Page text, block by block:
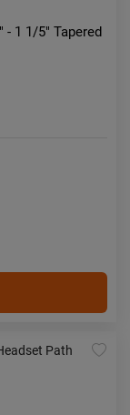
- 1 1/5" Tapered